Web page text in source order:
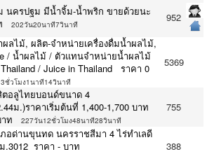
นครปฐม มีน้ำจิ้ม-น้ำพริก ขายด้วยนะ
202วัน20นาที7วินาที
952
ผลไม้, ผลิต-จำหน่ายเครื่องดื่มน้ำผลไม้,
/ น้ำผลไม้ / ตัวแทนจำหน่ายน้ำผลไม้
/ Juice in Thailand ราคา 0
ชั่วโมง1นาที14วินาที
5369
อลูไทยบอนด์ขนาด 4
ม.)ราคาเริ่มต้นที่ 1,400-1,700 บาท
ท
227วัน12ชั่วโมง48นาที28วินาที
755
ภอด่านขุนทด นครราชสีมา 4 ไร่ทำเลดี
ราคา - บาท
388